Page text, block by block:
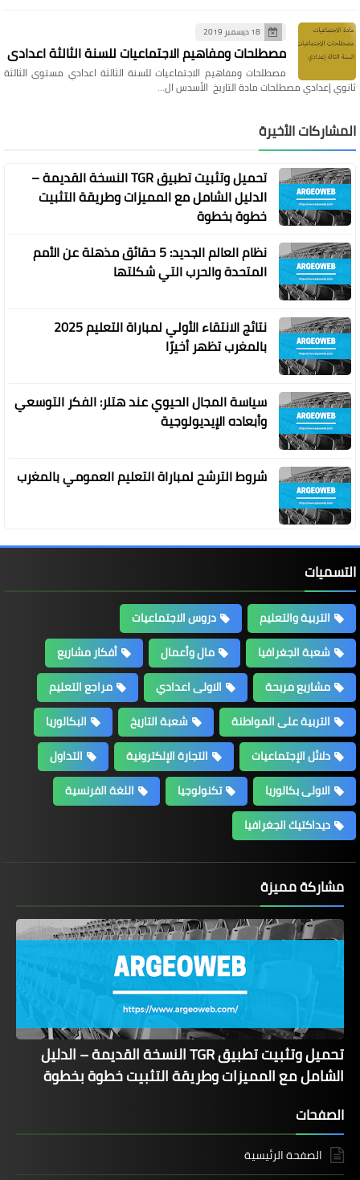
18 ديسمبر 2019
مصطلحات ومفاهيم الاجتماعيات للسنة الثالثة اعدادي
مصطلحات ومفاهيم الاجتماعيات للسنة الثالثة اعدادي مستوى الثالثة
ثانوي إعدادي مصطلحات مادة التاريخ الأسدس ال…
المشاركات الأخيرة
تحميل وتثبيت تطبيق TGR النسخة القديمة –
الدليل الشامل مع المميزات وطريقة التثبيت
خطوة بخطوة
نظام العالم الجديد: 5 حقائق مذهلة عن الأمم
المتحدة والحرب التي شكلتها
نتائج الانتقاء الأولي لمباراة التعليم 2025
بالمغرب تظهر أخيرًا
سياسة المجال الحيوي عند هتلر: الفكر التوسعي
وأبعاده الإيديولوجية
شروط الترشح لمباراة التعليم العمومي بالمغرب
التسميات
التربية والتعليم
دروس الاجتماعيات
شعبة الجغرافيا
مال وأعمال
أفكار مشاريع
مشاريع مربحة
الاولى اعدادي
مراجع التعليم
التربية على المواطنة
شعبة التاريخ
البكالوريا
دلائل الإجتماعيات
التجارة الإلكترونية
التداول
الاولى بكالوريا
تكنولوجيا
اللغة الفرنسية
ديداكتيك الجغرافيا
مشاركة مميزة
تحميل وتثبيت تطبيق TGR النسخة القديمة – الدليل
الشامل مع المميزات وطريقة التثبيت خطوة بخطوة
الصفحات
الصفحة الرئيسية